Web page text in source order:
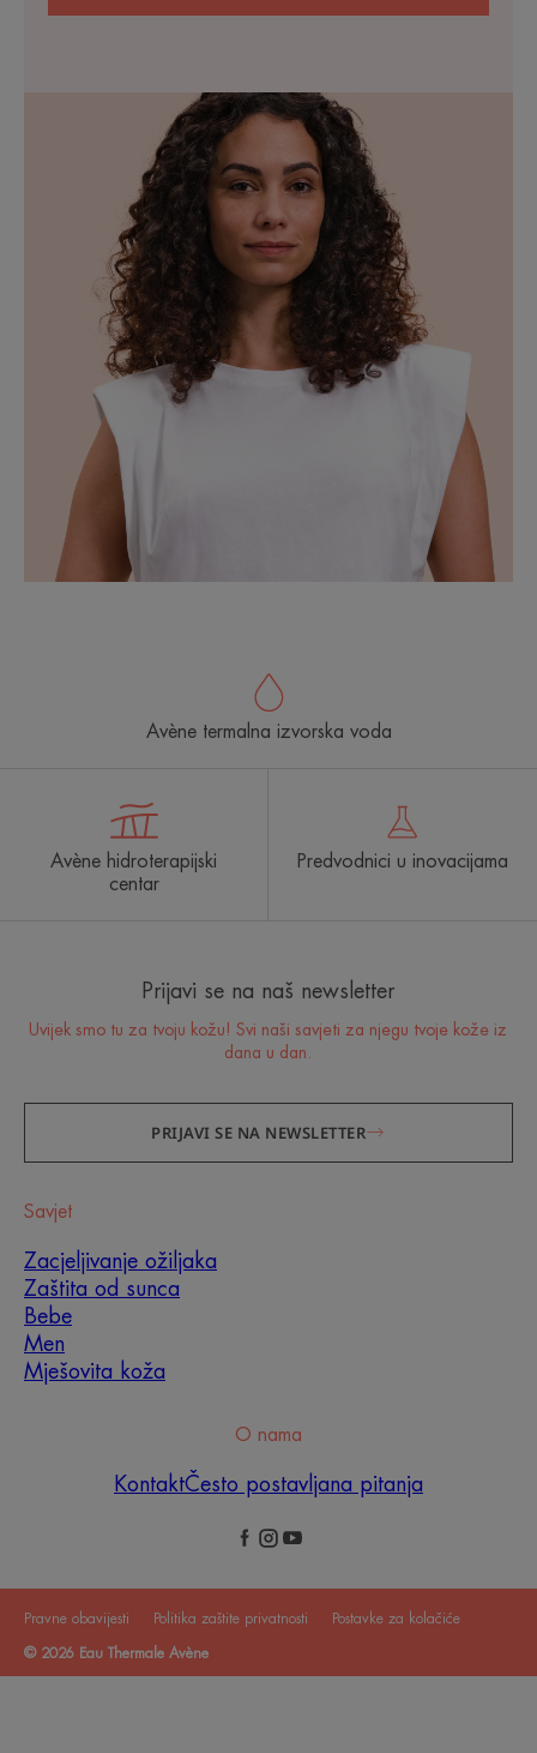
Avène termalna izvorska voda
Avène hidroterapijski
centar
Predvodnici u inovacijama
Prijavi se na naš newsletter
Uvijek smo tu za tvoju kožu! Svi naši savjeti za njegu tvoje kože iz
dana u dan.
PRIJAVI SE NA NEWSLETTER
Savjet
Zacjeljivanje ožiljaka
Zaštita od sunca
Bebe
Men
Mješovita koža
O nama
KontaktČesto postavljana pitanja
Pravne obavijesti Politika zaštite privatnosti Postavke za kolačiće
© 2026 Eau Thermale Avène